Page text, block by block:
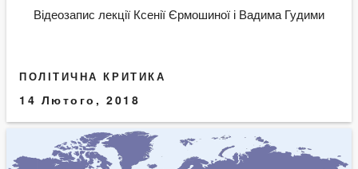
Відеозапис лекції Ксенії Єрмошиної і Вадима Гудими
ПОЛІТИЧНА КРИТИКА
14 Лютого, 2018